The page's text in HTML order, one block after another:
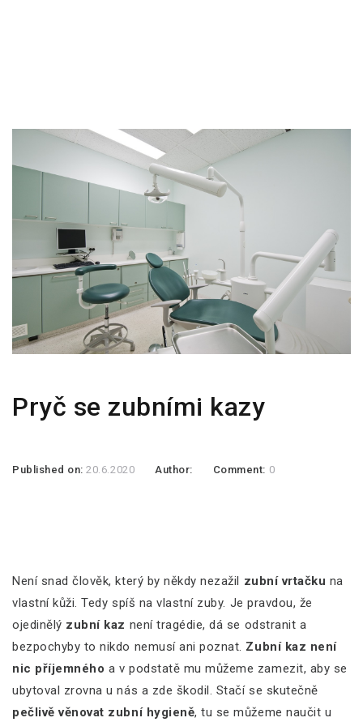
Pryč se zubními kazy
Published on:20.6.2020 Author: Comment: 0
Není snad člověk, který by někdy nezažil zubní vrtačku na
vlastní kůži. Tedy spíš na vlastní zuby. Je pravdou, že
ojedinělý zubní kaz není tragédie, dá se odstranit a
bezpochyby to nikdo nemusí ani poznat. Zubní kaz není
nic příjemného a v podstatě mu můžeme zamezit, aby se
ubytoval zrovna u nás a zde škodil. Stačí se skutečně
pečlivě věnovat zubní hygieně, tu se můžeme naučit u